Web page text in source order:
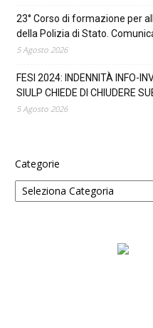
23° Corso di formazione per
della Polizia di Stato.
5 Agosto 2026
FESI 2024: INDENNITÀ INFO-
SIULP CHIEDE DI CHIUDERE
5 Agosto 2026
Categorie